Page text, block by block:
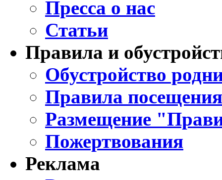
Пресса о нас
Статьи
Правила и
Обустройство
Правила
Размещение
Пожертвования
Реклама